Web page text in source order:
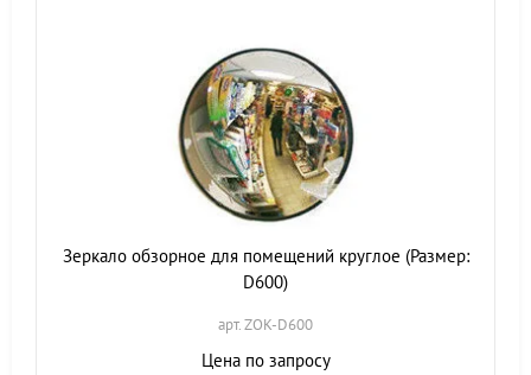
Зеркало обзорное для помещений круглое (Размер:
D600)
арт. ZOK-D600
Цена по запросу